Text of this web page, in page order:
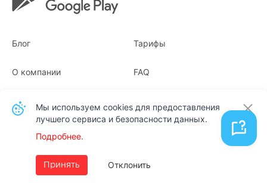
Блог Тарифы
О компании
Квитанции
FAQ
Русский
Мы используем cookies для предоставления
лучшего сервиса и безопасности данных.
Подробнее.
Принять Отклонить